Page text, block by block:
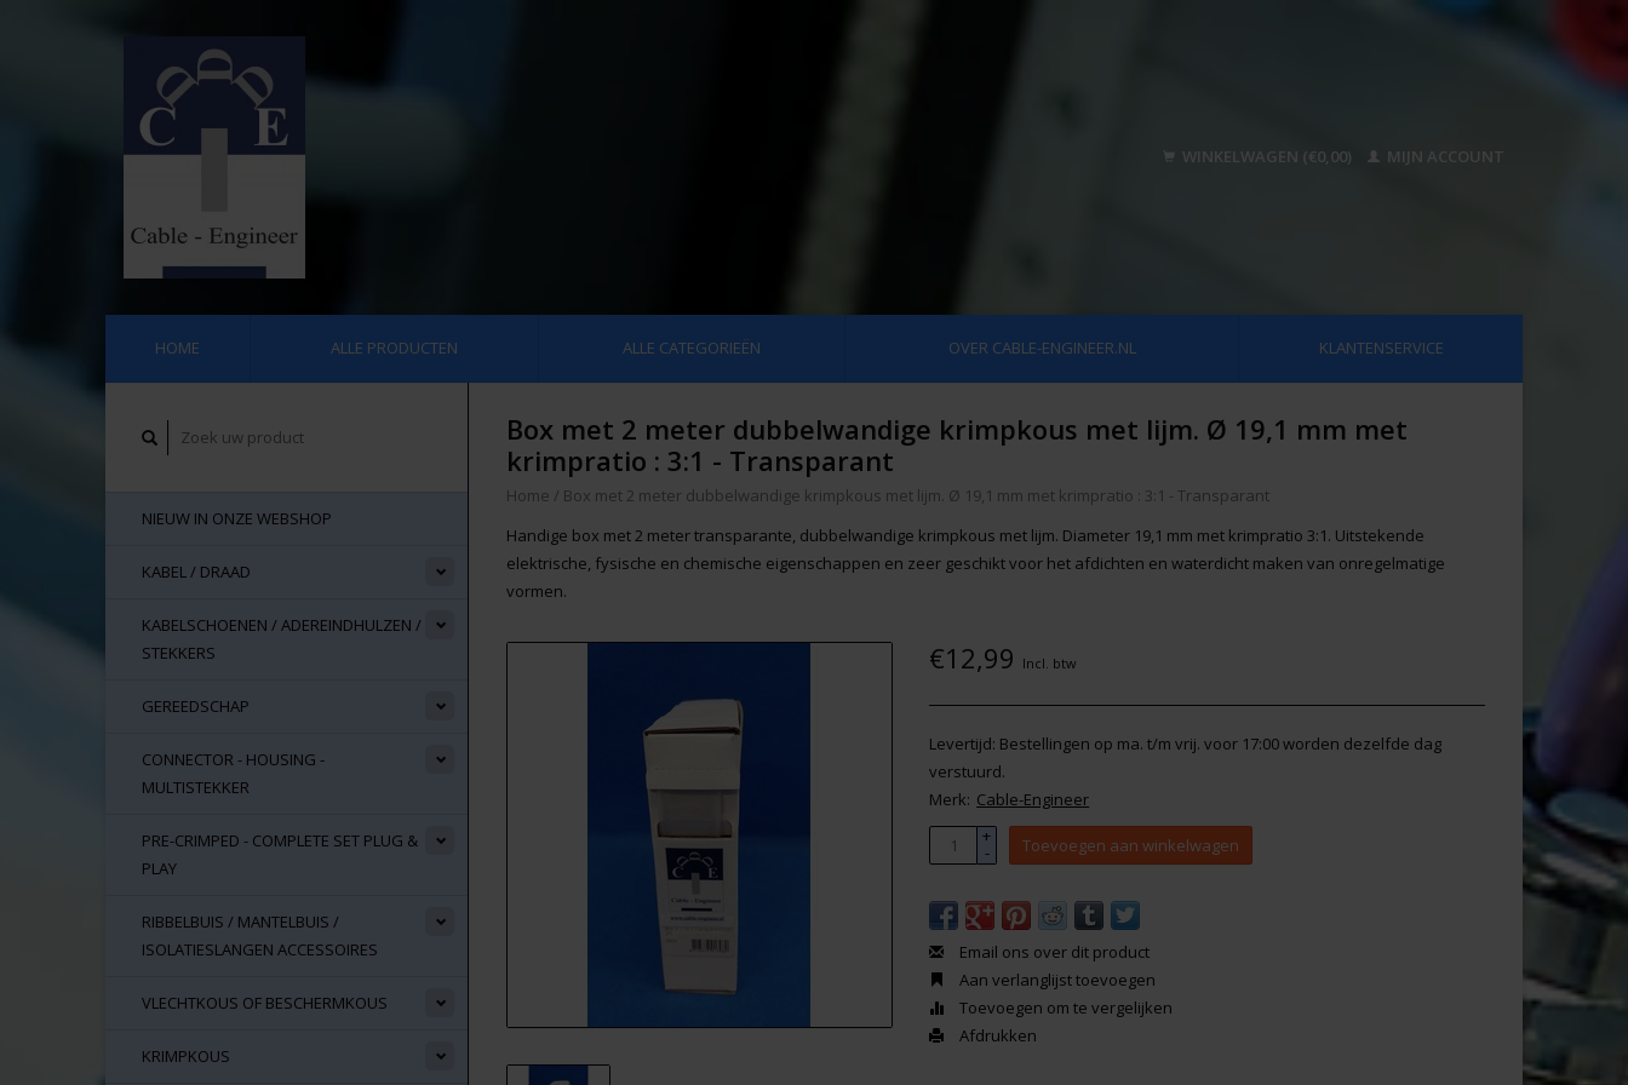
WINKELWAGEN (€0,00) MIJN ACCOUNT
HOME ALLE PRODUCTEN ALLE CATEGORIEËN OVER CABLE-ENGINEER.NL KLANTENSERVICE
NIEUW IN ONZE WEBSHOP
KABEL / DRAAD
KABELSCHOENEN / ADEREINDHULZEN /
STEKKERS
GEREEDSCHAP
CONNECTOR - HOUSING -
MULTISTEKKER
PRE-CRIMPED - COMPLETE SET PLUG &
PLAY
RIBBELBUIS / MANTELBUIS /
ISOLATIESLANGEN ACCESSOIRES
VLECHTKOUS OF BESCHERMKOUS
KRIMPKOUS
Box met 2 meter dubbelwandige krimpkous met lijm. Ø 19,1 mm met
krimpratio : 3:1 - Transparant
Home / Box met 2 meter dubbelwandige krimpkous met lijm. Ø 19,1 mm met krimpratio : 3:1 - Transparant
Handige box met 2 meter transparante, dubbelwandige krimpkous met lijm. Diameter 19,1 mm met krimpratio 3:1. Uitstekende
elektrische, fysische en chemische eigenschappen en zeer geschikt voor het afdichten en waterdicht maken van onregelmatige
vormen.
€12,99 Incl. btw
Levertijd: Bestellingen op ma. t/m vrij. voor 17:00 worden dezelfde dag
verstuurd.
Merk: Cable-Engineer
+
- Toevoegen aan winkelwagen
Email ons over dit product
Aan verlanglijst toevoegen
Toevoegen om te vergelijken
Afdrukken